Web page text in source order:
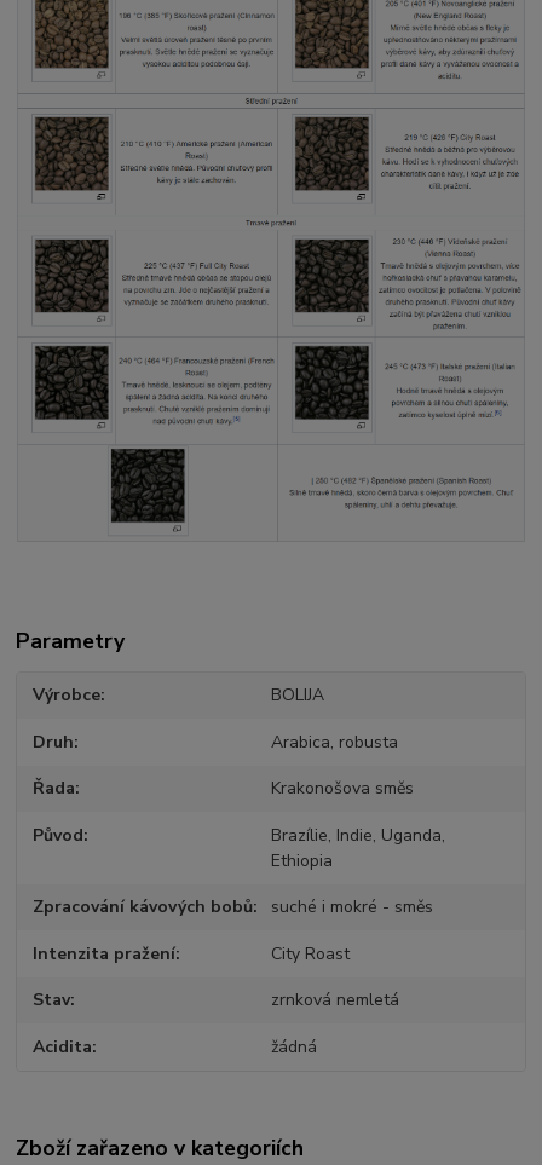
Parametry
Výrobce BOLIJA
Druh Arabica, robusta
Řada Krakonošova směs
Původ
Brazílie, Indie, Uganda,
Ethiopia
Zpracování kávových bobů suché i mokré - směs
Intenzita pražení City Roast
Stav zrnková nemletá
Acidita žádná
Zboží zařazeno v kategoriích